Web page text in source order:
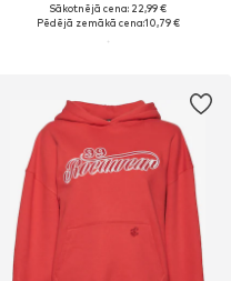
Sākotnējā cena: 22,99 €
Pēdējā zemākā cena:10,79 €